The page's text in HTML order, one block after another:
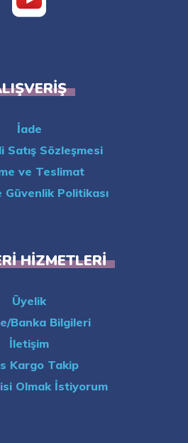
İade
Satış Sözleşmesi
ve Teslimat
Güvenlik Politikası
HIZMETLERI
Üyelik
Banka Bilgileri
İletişim
Kargo Takip
Olmak İstiyorum